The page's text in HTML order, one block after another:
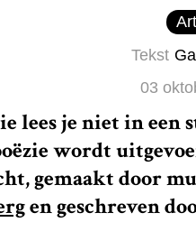
Tekst
03
lees je niet in
wordt
gemaakt door
en geschreven